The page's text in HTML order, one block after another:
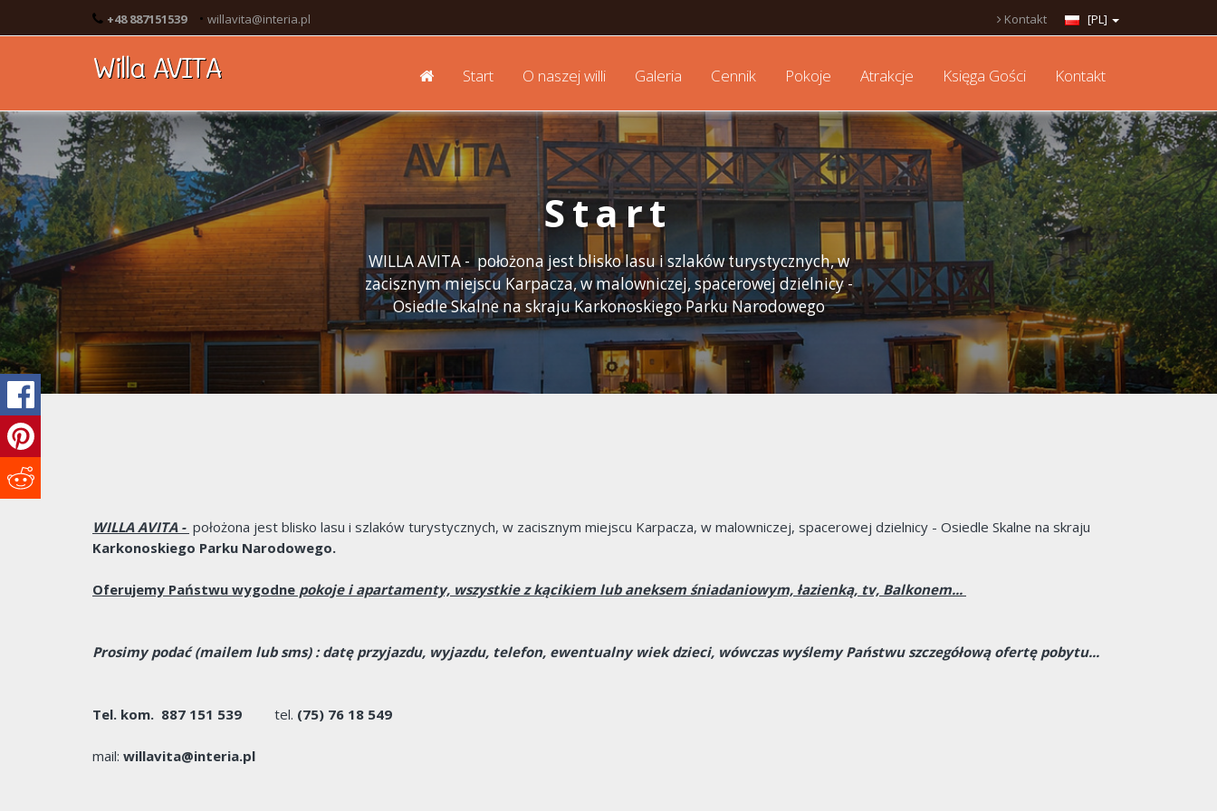
+48 887151539 • willavita@interia.pl [PL]
Kontakt
Willa AVITA Start O naszej willi Galeria Cennik Pokoje Atrakcje Księga Gości Kontakt
Start
WILLA AVITA - położona jest blisko lasu i szlaków turystycznych, w
zacisznym miejscu Karpacza, w malowniczej, spacerowej dzielnicy -
Osiedle Skalne na skraju Karkonoskiego Parku Narodowego
WILLA AVITA - położona jest blisko lasu i szlaków turystycznych, w zacisznym miejscu Karpacza, w malowniczej, spacerowej dzielnicy - Osiedle Skalne na skraju
Karkonoskiego Parku Narodowego.
Oferujemy Państwu wygodne pokoje i apartamenty, wszystkie z kącikiem lub aneksem śniadaniowym, łazienką, tv, Balkonem...
Prosimy podać(mailem lub sms): datę przyjazdu, wyjazdu, telefon, ewentualny wiek dzieci, wówczas wyślemy Państwu szczegółową ofertę pobytu...
Tel. kom. 887 151 539 tel. (75) 76 18 549
mail: willavita@interia.pl